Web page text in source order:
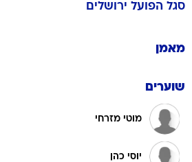
סגל הפועל ירושלים
מאמן
שוערים
מוטי מזרחי
יוסי כהן